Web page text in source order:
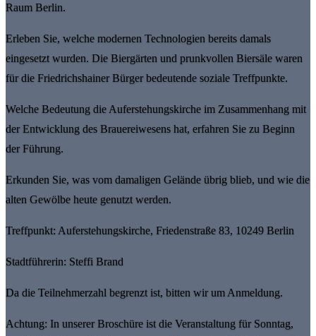
Raum Berlin.
Erleben Sie, welche modernen Technologien bereits damals
eingesetzt wurden. Die Biergärten und prunkvollen Biersäle waren
für die Friedrichshainer Bürger bedeutende soziale Treffpunkte.
Welche Bedeutung die Auferstehungskirche im Zusammenhang mit
der Entwicklung des Brauereiwesens hat, erfahren Sie zu Beginn
der Führung.
Erkunden Sie, was vom damaligen Gelände übrig blieb, und wie die
alten Gewölbe heute genutzt werden.
Treffpunkt: Auferstehungskirche, Friedenstraße 83, 10249 Berlin
Stadtführerin: Steffi Brand
Da die Teilnehmerzahl begrenzt ist, bitten wir um Anmeldung.
Achtung: In unserer Broschüre ist die Veranstaltung für Sonntag,